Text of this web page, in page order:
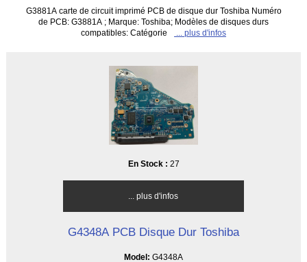
G3881A carte de circuit imprimé PCB de disque dur Toshiba Numéro
de PCB: G3881A ; Marque: Toshiba; Modèles de disques durs
compatibles: Catégorie
... plus d'infos
En Stock : 27
... plus d'infos
G4348A PCB Disque Dur Toshiba
Model: G4348A